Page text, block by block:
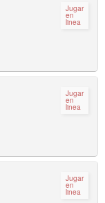
Jugar
en
linea
Jugar
en
linea
Jugar
en
linea